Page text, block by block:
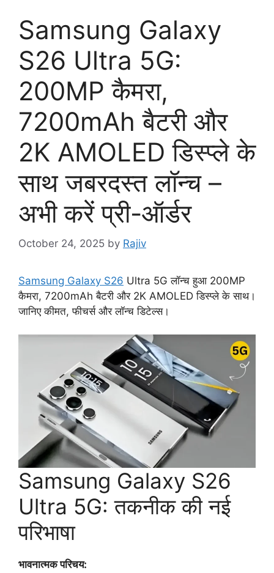
Samsung Galaxy
S26 Ultra 5G:
200MP कैमरा,
7200mAh बैटरी और
2K AMOLED डिस्प्ले के
साथ जबरदस्त लॉन्च –
अभी करें प्री-ऑर्डर
October 24, 2025 by Rajiv
Samsung Galaxy S26 Ultra 5G लॉन्च हुआ 200MP
कैमरा, 7200mAh बैटरी और 2K AMOLED डिस्प्ले के साथ।
जानिए कीमत, फीचर्स और लॉन्च डिटेल्स।
Samsung Galaxy S26
Ultra 5G: तकनीक की नई
परिभाषा
भावनात्मक परिचय: